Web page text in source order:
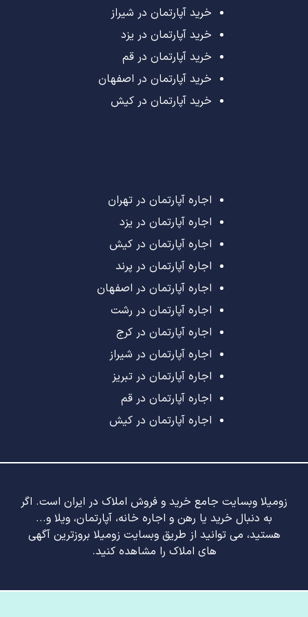
خرید آپارتمان در شیراز
خرید آپارتمان در یزد
خرید آپارتمان در قم
خرید آپارتمان در اصفهان
خرید آپارتمان در کیش
اجاره آپارتمان در تهران
اجاره آپارتمان در یزد
اجاره آپارتمان در کیش
اجاره آپارتمان در پرند
اجاره آپارتمان در اصفهان
اجاره آپارتمان در رشت
اجاره آپارتمان در کرج
اجاره آپارتمان در شیراز
اجاره آپارتمان در تبریز
اجاره آپارتمان در قم
اجاره آپارتمان در کیش
زومیلا وبسایت جامع خرید و فروش املاک در ایران است. اگر
به دنبال خرید یا رهن و اجاره خانه، آپارتمان، ویلا و...
هستید، می توانید از طریق وبسایت زومیلا بروزترین آگهی
های املاک را مشاهده کنید.